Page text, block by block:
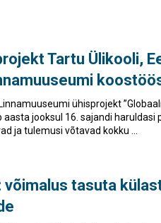
Tartu Ülikooli,
ühisprojekt
jooksul 16. sajandi haruldasi
ja tulemusi võtavad kokku ...
võimalus tasuta